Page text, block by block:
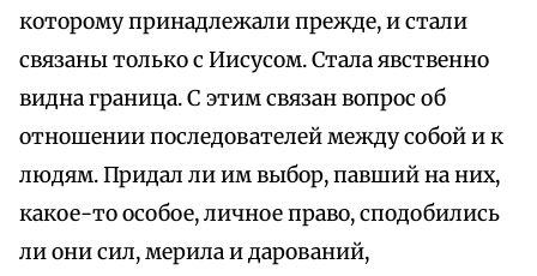
которому принадлежали прежде, и стали
связаны только с Иисусом. Стала явственно
видна граница. С этим связан вопрос об
отношении последователей между собой и к
людям. Придал ли им выбор, павший на них,
какое-то особое, личное право, сподобились
ли они сил, мерила и дарований,